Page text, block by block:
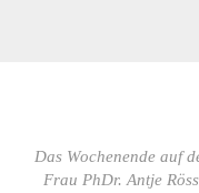
Das Wochenende auf
Frau PhDr. Antje